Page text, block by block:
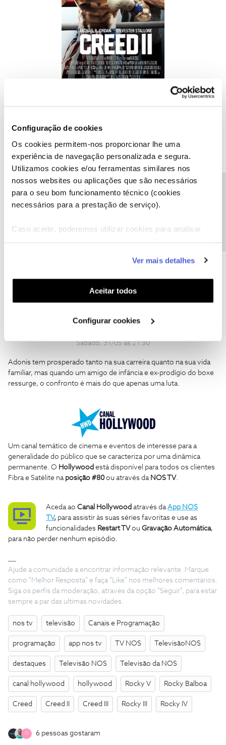
Configuração de cookies
Os cookies permitem-nos proporcionar lhe uma
experiência de navegação personalizada e segura.
Utilizamos cookies e/ou ferramentas similares nos
nossos websites ou aplicações que são necessários
para o seu bom funcionamento técnico (cookies
necessários para a prestação de serviço).
Caso aceite, poderemos utilizar cookies para analisar
funcionalidades (cookies de personalização e
funcionalidade) e adaptar anúncios aos seus interesses
(cookies de publicidade personalizada). Pode gerir a
utilização dos cookies clicando em "Configurar
Ver mais detalhes
Aceitar todos
Configurar cookies
questionar aquilo por que vale a pena lutar e descobrir que nada é
laços ao passado, só reforça o peso da batalha no ringue.
Sábado, 31/05 às 21:30
Adonis tem prosperado tanto na sua carreira quanto na sua vida
familiar, mas quando um amigo de infância e ex-prodígio do boxe
ressurge, o confronto é mais do que apenas uma luta.
​Um canal temático de cinema e eventos de interesse para a
generalidade do público que se caracteriza por uma dinâmica
permanente. O Hollywood está disponível para todos os clientes
Fibra e Satélite na posição #80 ou através da NOS TV.
Aceda ao Canal Hollywood através da App NOS
TV, para assistir às suas séries favoritas e use as
funcionalidades Restart TVou Gravação Automática,
para não perder nenhum episódio.
Ajude a comunidade a encontrar informação relevante. Marque
como "Melhor Resposta" e faça "Like" nos melhores comentários.
Siga os perfis da moderação, através da opção "Seguir", para estar
sempre a par das ultimas novidades.
nos tv televisão Canais e Programação
programação app nos tv TV NOS TelevisãoNOS
destaques Televisão NOS Televisão da NOS
canal hollywood hollywood Rocky V Rocky Balboa
Creed Creed II Creed III Rocky III Rocky IV
D 6 pessoas gostaram